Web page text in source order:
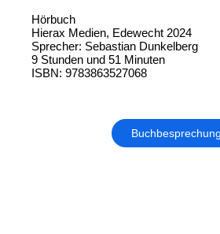
Hörbuch
Hierax Medien, Edewecht 2024
Sprecher: Sebastian Dunkelberg
9 Stunden und 51 Minuten
ISBN: 9783863527068
Buchbesprechung